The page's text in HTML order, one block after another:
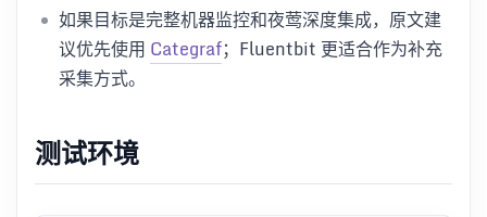
如果目标是完整机器监控和夜莺深度集成，原文建
议优先使用 Categraf；Fluentbit 更适合作为补充
采集方式。
测试环境